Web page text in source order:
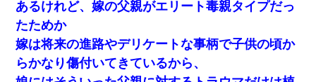
夫の友達がBBQを定期的に開催して夫婦で参加してたんだけど、
女性側のリーダーみたいな人に「BBQは友達とやりなよ！」と言
われて…
あるけれど、嫁の父親がエリート毒親タイプだっ
たためか
嫁は将来の進路やデリケートな事柄で子供の頃か
らかなり傷付いてきているから、